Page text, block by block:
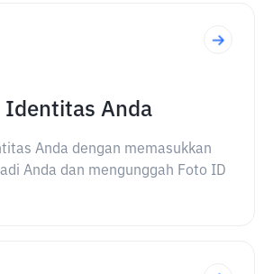
Identitas Anda
Anda dengan memasukkan
Anda dan mengunggah Foto ID